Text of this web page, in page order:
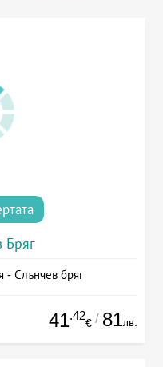
Бряг
- Слънчев бряг
41.42
€ / 81лв.